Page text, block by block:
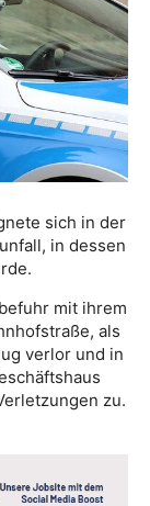
sich in der
in dessen
mit ihrem
als
verlor und in
zu.